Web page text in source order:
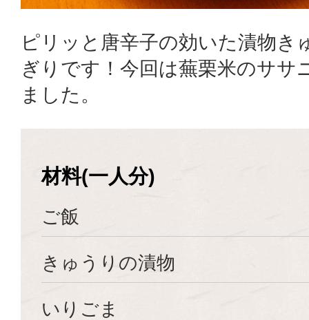
ピリッと唐辛子の効いた漬物き
ぎりです！今回は蕪栗米のササ
ました。
材料(一人分)
ご飯
きゅうりの漬物
いりごま